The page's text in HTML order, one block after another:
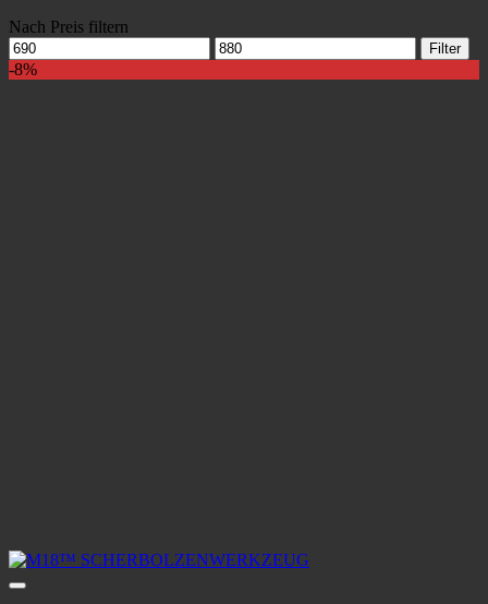
Nach Preis filtern
Min.
Preis
Max.
Preis
Filter
-8%